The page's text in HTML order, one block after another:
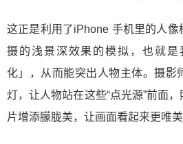
这正是利用了iPhone 手机里的人像
摄的浅景深效果的模拟，也就是
化」，从而能突出人物主体。摄影
灯，让人物站在这些“点光源”前面
片增添朦胧美，让画面看起来更唯美